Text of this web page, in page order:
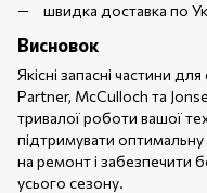
швидка доставка по
Висновок
Якісні запасні частини
Partner, McCulloch та
тривалої роботи вашої
підтримувати
на ремонт і забезпечити
усього сезону.